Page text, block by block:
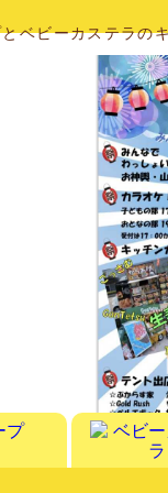
ベビーカステラの